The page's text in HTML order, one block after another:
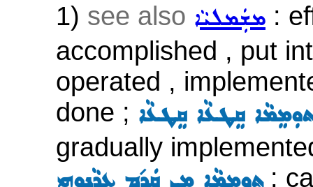
1) see also ܡܫܲܡܠܝܵܐ :
accomplished , put
operated ,
done ; ܬܘܼܡܸܡܵܐ ܩܸܛܥܵܐ ܩܸܛܥܵܐ
gradually
: